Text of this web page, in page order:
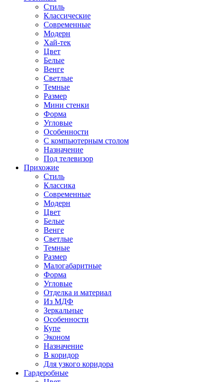
Стиль
Классические
Современные
Модерн
Хай-тек
Цвет
Белые
Венге
Светлые
Темные
Размер
Мини стенки
Форма
Угловые
Особенности
С компьютерным столом
Назначение
Под телевизор
Прихожие
Стиль
Классика
Современные
Модерн
Цвет
Белые
Венге
Светлые
Темные
Размер
Малогабаритные
Форма
Угловые
Отделка и материал
Из МДФ
Зеркальные
Особенности
Купе
Эконом
Назначение
В коридор
Для узкого коридора
Гардеробные